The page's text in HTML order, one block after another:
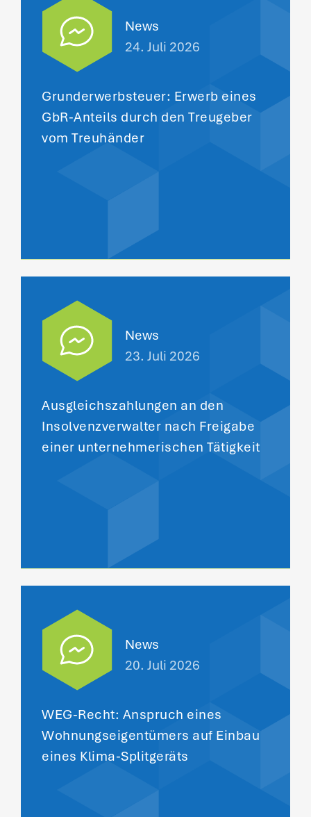
News
24. Juli 2026
Grunderwerbsteuer: Erwerb eines
GbR-Anteils durch den Treugeber
vom Treuhänder
News
23. Juli 2026
Ausgleichszahlungen an den
Insolvenzverwalter nach Freigabe
einer unternehmerischen Tätigkeit
News
20. Juli 2026
WEG-Recht: Anspruch eines
Wohnungseigentümers auf Einbau
eines Klima-Splitgeräts